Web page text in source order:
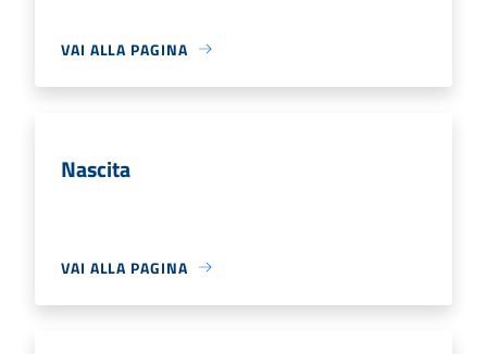
VAI ALLA PAGINA
Nascita
VAI ALLA PAGINA